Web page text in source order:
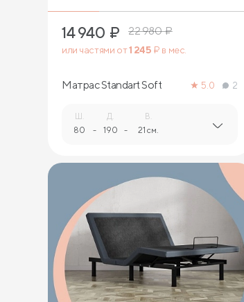
14 940 ₽ 22 980₽
или частями от1 245 ₽ в мес.
Матрас Standart Soft 5.0 2
Ш.
80 -
Д.
190 -
В.
21 см.